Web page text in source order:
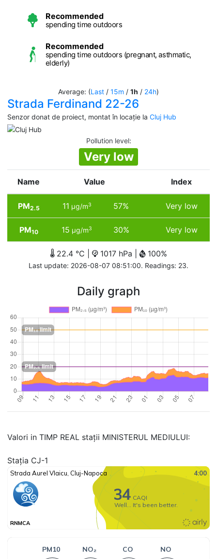
Recommended
spending time outdoors
Recommended
spending time outdoors (pregnant, asthmatic,
elderly)
Average: (Last / 15m / 1h / 24h)
Strada Ferdinand 22-26
Senzor donat de proiect, montat în locație la Cluj Hub
Pollution level:
Very low
Name Value Index
PM2.5 11 µg/m3 57% Very low
PM10 15 µg/m3 30% Very low
22.4 °C | 1017 hPa | 100%
Last update: 2026-08-07 08:51:00. Readings: 23.
Daily graph
Valori in TIMP REAL stații MINISTERUL MEDIULUI:
Stația CJ-1